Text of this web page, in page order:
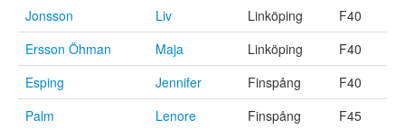
Jonsson
Liv Linköping
F40
Ersson Öhman
Maja Linköping
F40
Esping
Jennifer Finspång
F40
Palm
Lenore Finspång
F45